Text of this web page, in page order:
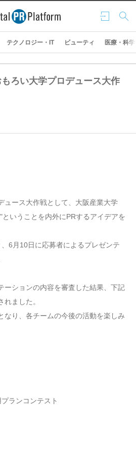
ログ
イン
検索
テクノロジー・IT ビューティ 医療・科学
もろい大学プロデュース大作
ュース大作戦として、大阪産業大学
いうことを内外にPRするアイデアを
6月10日に応募者によるプレゼンテ
ーションの内容を審査した結果、下記
ました。
なり、各チームの今後の活動を楽しみ
ランコンテスト